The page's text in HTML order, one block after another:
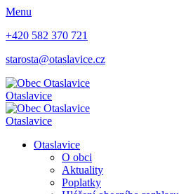
Menu
+420 582 370 721
starosta@otaslavice.cz
Otaslavice
Otaslavice
Otaslavice
O obci
Aktuality
Poplatky